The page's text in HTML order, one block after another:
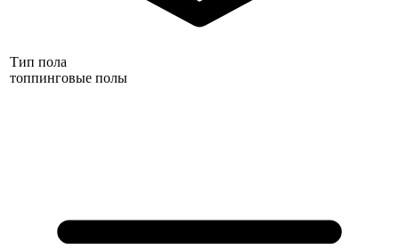
Тип пола
топпинговые полы